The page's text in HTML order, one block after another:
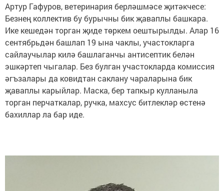
Артур Гафуров, ветеринария берләшмәсе җитәкчесе:
Безнең коллектив бу бурычны бик җаваплы башкара.
Ике кешедән торган җиде төркем оештырылды. Алар 16
сентябрьдән башлап 19 ына чаклы, участокларга
сайлаучылар килә башлаганчы антисептик белән
эшкәртеп чыгалар. Без булган участокларда комиссия
әгъзалары да ковидтан саклану чараларына бик
җаваплы карыйлар. Маска, бер тапкыр кулланыла
торган перчаткалар, ручка, махсус битлекләр өстенә
бахиллар ла бар иде.